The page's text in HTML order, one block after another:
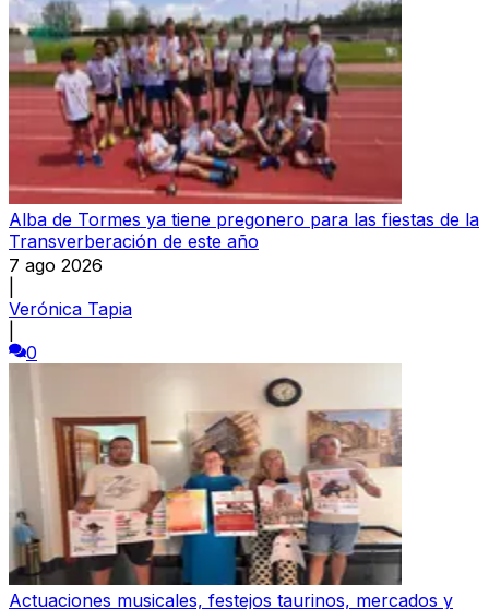
Alba de Tormes ya tiene pregonero para las fiestas de la
Transverberación de este año
7 ago 2026
Verónica Tapia
0
Actuaciones musicales, festejos taurinos, mercados y